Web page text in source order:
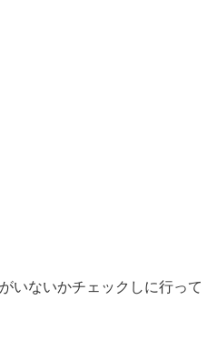
いないかチェックしに行って